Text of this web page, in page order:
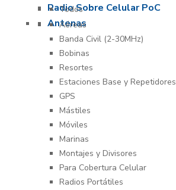
Radio Sobre Celular PoC
Todos
Antenas
Aéreas
Banda Civil (2-30MHz)
Bobinas
Resortes
Estaciones Base y Repetidores
GPS
Mástiles
Móviles
Marinas
Montajes y Divisores
Para Cobertura Celular
Radios Portátiles